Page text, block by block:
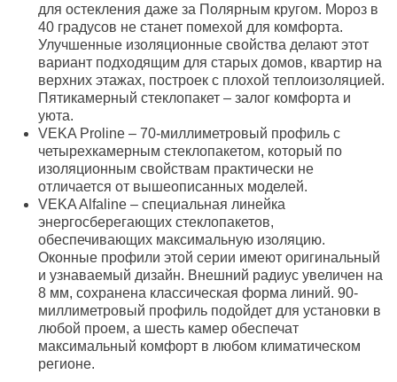
для остекления даже за Полярным кругом. Мороз в
40 градусов не станет помехой для комфорта.
Улучшенные изоляционные свойства делают этот
вариант подходящим для старых домов, квартир на
верхних этажах, построек с плохой теплоизоляцией.
Пятикамерный стеклопакет – залог комфорта и
уюта.
VEKA Proline – 70-миллиметровый профиль с
четырехкамерным стеклопакетом, который по
изоляционным свойствам практически не
отличается от вышеописанных моделей.
VEKA Alfaline – специальная линейка
энергосберегающих стеклопакетов,
обеспечивающих максимальную изоляцию.
Оконные профили этой серии имеют оригинальный
и узнаваемый дизайн. Внешний радиус увеличен на
8 мм, сохранена классическая форма линий. 90-
миллиметровый профиль подойдет для установки в
любой проем, а шесть камер обеспечат
максимальный комфорт в любом климатическом
регионе.